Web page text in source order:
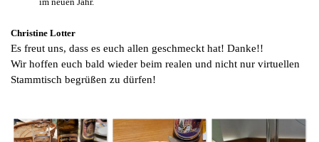
Christine Lotter
Es freut uns, dass es euch allen geschmeckt hat! Danke!!
Wir hoffen euch bald wieder beim realen und nicht nur virtuellen
Stammtisch begrüßen zu dürfen!